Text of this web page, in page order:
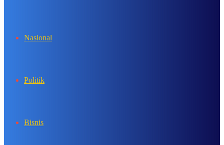
Nasional
Politik
Bisnis